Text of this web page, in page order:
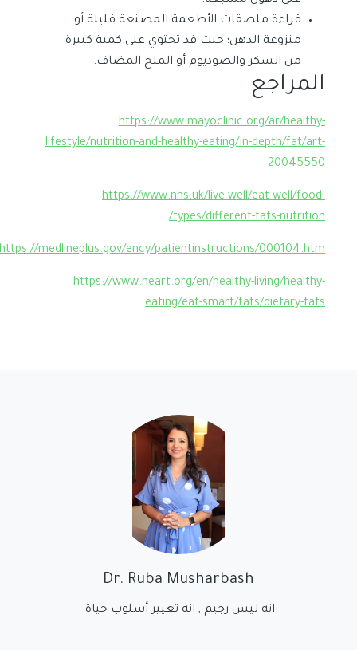
قراءة ملصقات الأطعمة المصنعة قليلة أو
منزوعة الدهن؛ حيث قد تحتوي على كمية كبيرة
من السكر والصوديوم أو الملح المضاف.
المراجع
https://www.mayoclinic.org/ar/healthy-
lifestyle/nutrition-and-healthy-eating/in-depth/fat/art-
20045550
https://www.nhs.uk/live-well/eat-well/food-
types/different-fats-nutrition/
https://medlineplus.gov/ency/patientinstructions/000104.htm
https://www.heart.org/en/healthy-living/healthy-
eating/eat-smart/fats/dietary-fats
Dr. Ruba Musharbash
انه ليس رجيم , انه تغيير أسلوب حياة.